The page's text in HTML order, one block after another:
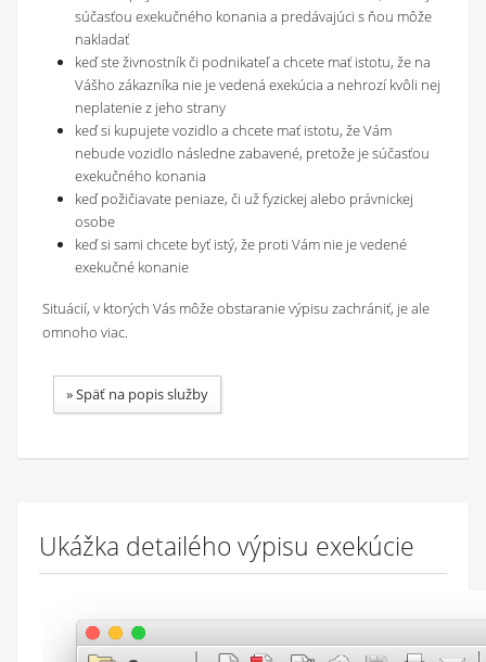
súčasťou exekučného konania a predávajúci s ňou môže
nakladať
keď ste živnostník či podnikateľ a chcete mať istotu, že na
Vášho zákazníka nie je vedená exekúcia a nehrozí kvôli nej
neplatenie z jeho strany
keď si kupujete vozidlo a chcete mať istotu, že Vám
nebude vozidlo následne zabavené, pretože je súčasťou
exekučného konania
keď požičiavate peniaze, či už fyzickej alebo právnickej
osobe
keď si sami chcete byť istý, že proti Vám nie je vedené
exekučné konanie
Situácií, v ktorých Vás môže obstaranie výpisu zachrániť, je ale
omnoho viac.
» Späť na popis služby
Ukážka detailého výpisu exekúcie